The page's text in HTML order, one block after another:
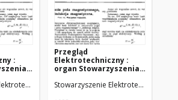
:
22
Polskich.
Przegląd
Elektrotechniczny :
organ Stowarzyszenia
Polskich R. VII z. 23
Stowarzyszenie Elektrotechników